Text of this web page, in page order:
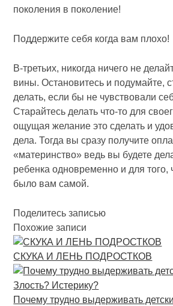
поколения в поколение!
Поддержите себя когда вам плохо!
В-третьих, никогда ничего не
вины. Остановитесь и подумайте,
делать, если бы не чувствовали
Старайтесь делать что-то для
ощущая желание это сделать и
дела. Тогда вы сразу получите
«материнство» ведь вы будете
ребенка одновременно и для
было вам самой.
Поделитесь записью
Похожие записи
СКУКА И ЛЕНЬ ПОДРОСТКОВ
Почему трудно выдерживать